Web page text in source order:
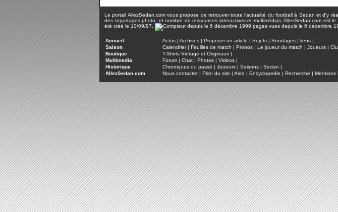
Le portail AllezSedan.com vous propose de retrouver toute l'actualité du football à Sedan et d'y
des reportages photo, et nombre de ressources interactives et multimédias. AllezSedan.com
été créé le 10/09/97.
pages vues depuis le 6 décembre
Accueil Actus | Archives | Proposer un article | Sujets | Sondages | liens |
Saison
Calendrier| Feuilles de match | Pronos | Le joueur du match | Joueurs |
Boutique
T-Shirts Vintage et Originaux |
Multimedia
Forum | Chat | Photos | Videos |
Historique
Chroniques du passé | Joueurs | Saisons | Sedan |
AllezSedan.com
Nous contacter| Plan du site | Aide | Encyclopedie | Recherche | Mentions